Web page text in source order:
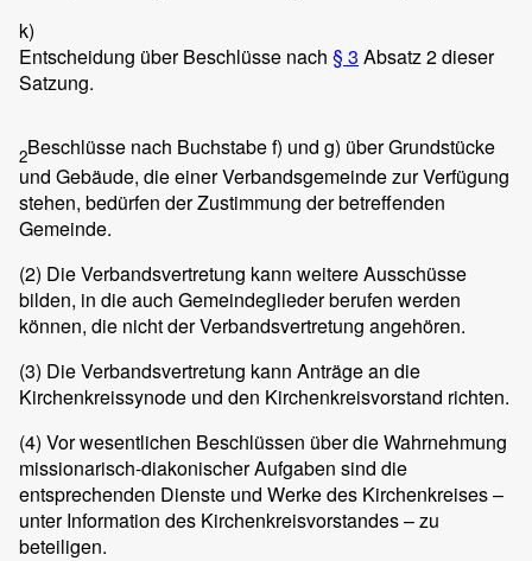
k)
Entscheidung über Beschlüsse nach § 3 Absatz 2 dieser
Satzung.
2Beschlüsse nach Buchstabe f) und g) über Grundstücke
und Gebäude, die einer Verbandsgemeinde zur Verfügung
stehen, bedürfen der Zustimmung der betreffenden
Gemeinde.
(2) Die Verbandsvertretung kann weitere Ausschüsse
bilden, in die auch Gemeindeglieder berufen werden
können, die nicht der Verbandsvertretung angehören.
(3) Die Verbandsvertretung kann Anträge an die
Kirchenkreissynode und den Kirchenkreisvorstand richten.
(4) Vor wesentlichen Beschlüssen über die Wahrnehmung
missionarisch-diakonischer Aufgaben sind die
entsprechenden Dienste und Werke des Kirchenkreises –
unter Information des Kirchenkreisvorstandes – zu
beteiligen.